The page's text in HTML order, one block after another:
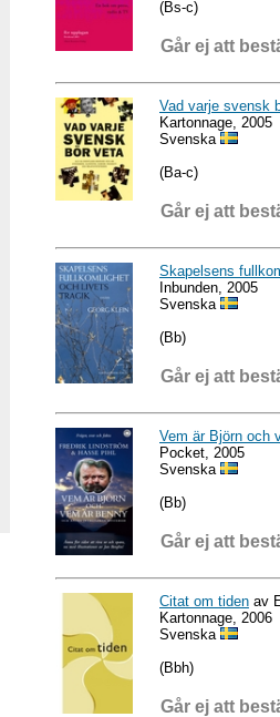
(Bs-c)
Går ej att
Vad varje svensk
Kartonnage, 2005
Svenska
(Ba-c)
Går ej att
Skapelsens
Inbunden, 2005
Svenska
(Bb)
Går ej att
Vem är Björn och
Pocket, 2005
Svenska
(Bb)
Går ej att
Citat om tiden av
Kartonnage, 2006
Svenska
(Bbh)
Går ej att